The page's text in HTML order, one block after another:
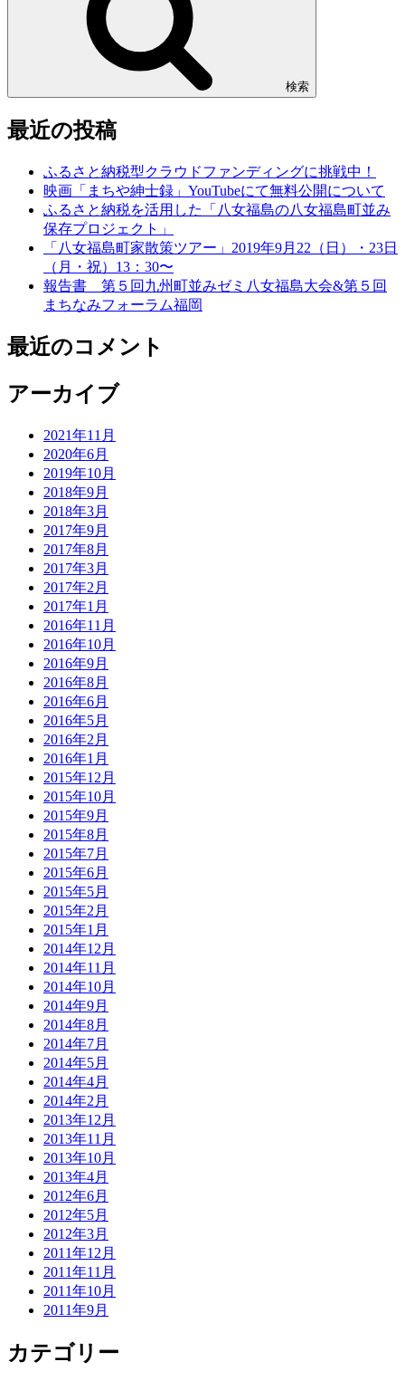
検索
最近の投稿
ふるさと納税型クラウドファンディングに挑戦中！
映画「まちや紳士録」YouTubeにて無料公開について
ふるさと納税を活用した「八女福島の八女福島町並み
保存プロジェクト」
「八女福島町家散策ツアー」2019年9月22（日）・23日
（月・祝）13：30〜
報告書 第５回九州町並みゼミ八女福島大会&第５回
まちなみフォーラム福岡
最近のコメント
アーカイブ
2021年11月
2020年6月
2019年10月
2018年9月
2018年3月
2017年9月
2017年8月
2017年3月
2017年2月
2017年1月
2016年11月
2016年10月
2016年9月
2016年8月
2016年6月
2016年5月
2016年2月
2016年1月
2015年12月
2015年10月
2015年9月
2015年8月
2015年7月
2015年6月
2015年5月
2015年2月
2015年1月
2014年12月
2014年11月
2014年10月
2014年9月
2014年8月
2014年7月
2014年5月
2014年4月
2014年2月
2013年12月
2013年11月
2013年10月
2013年4月
2012年6月
2012年5月
2012年3月
2011年12月
2011年11月
2011年10月
2011年9月
カテゴリー